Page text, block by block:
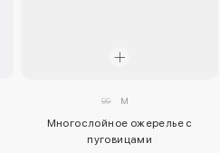
99 M
Многослойное ожерелье с
пуговицами